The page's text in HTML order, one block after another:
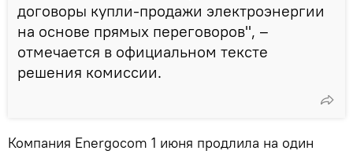
договоры купли-продажи электроэнергии
на основе прямых переговоров", –
отмечается в официальном тексте
решения комиссии.
Компания Energocom 1 июня продлила на один